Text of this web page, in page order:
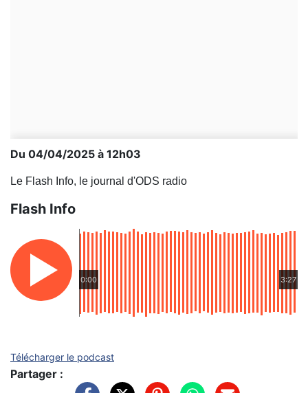
Du 04/04/2025 à 12h03
Le Flash Info, le journal d'ODS radio
Flash Info
0:00 3:27
Télécharger le podcast
Partager :